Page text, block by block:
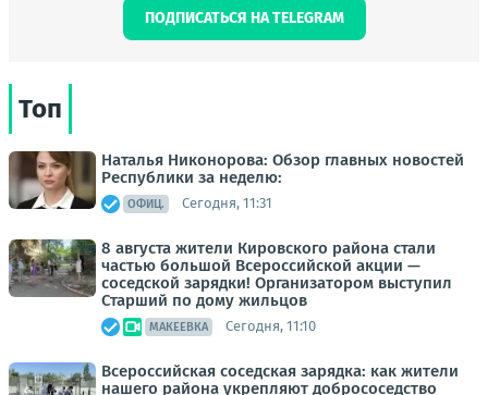
ПОДПИСАТЬСЯ НА TELEGRAM
Топ
Наталья Никонорова: Обзор главных новостей
Республики за неделю:
ОФИЦ. Сегодня, 11:31
8 августа жители Кировского района стали
частью большой Всероссийской акции —
соседской зарядки! Организатором выступил
Старший по дому жильцов
МАКЕЕВКА Сегодня, 11:10
Всероссийская соседская зарядка: как жители
нашего района укрепляют добрососедство